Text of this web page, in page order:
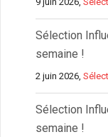
Sélection
semaine !
2 juin 2026,
Sélection
semaine !